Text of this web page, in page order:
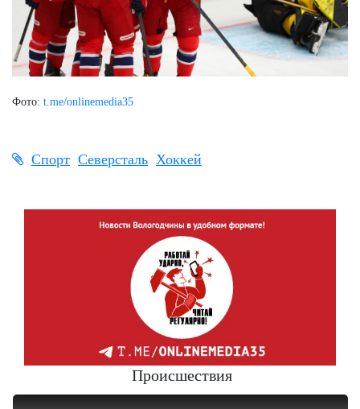
Фото: t.me/onlinemedia35
Спорт Северсталь Хоккей
Происшествия